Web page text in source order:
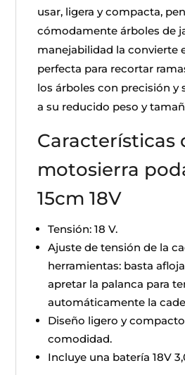
usar, ligera y compacta,
cómodamente árboles de
manejabilidad la convierte
perfecta para recortar
los árboles con precisión y
a su reducido peso y
Características
motosierra
15cm 18V
Tensión: 18 V.
Ajuste de tensión de la
herramientas: basta
apretar la palanca para
automáticamente la
Diseño ligero y
comodidad.
Incluye una batería 18V